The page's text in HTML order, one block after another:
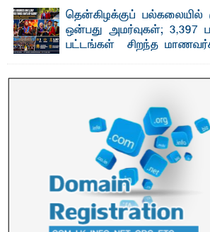
காணப்பட்ட பல ...தென்கிழக்குப் பல்கலையில்
ஒன்பது அமர்வுகள்; 3,397
பட்டங்கள் – சிறந்த
மற்றும் சிறப்புப் பரிசுகள்